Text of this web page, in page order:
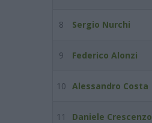
8 Sergio Nurchi
9 Federico Alonzi
10 Alessandro Costa
11 Daniele Crescenzo